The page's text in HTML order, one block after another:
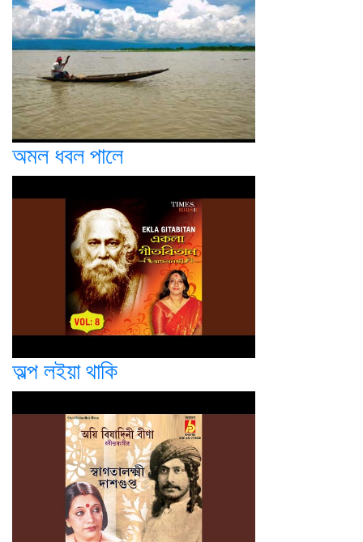
অমল ধবল পালে
অল্প লইয়া থাকি